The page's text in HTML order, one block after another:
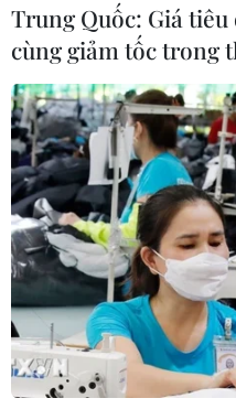
TIN CÙNG
Năm học 2026-2027:
trước lớp 1, đẩy mạnh
tiếng Anh
09/08/2026 14:49
Tạm đình chỉ công tác
đốc Sở Giáo dục và Đào
Trung Quốc: Giá tiêu
cùng giảm tốc trong